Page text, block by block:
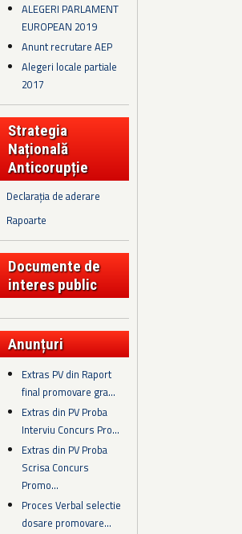
ALEGERI PARLAMENT
EUROPEAN 2019
Anunt recrutare AEP
Alegeri locale partiale
2017
Strategia
Națională
Anticorupție
Declarația de aderare
Rapoarte
Documente de
interes public
Anunțuri
Extras PV din Raport
final promovare gra...
Extras din PV Proba
Interviu Concurs Pro...
Extras din PV Proba
Scrisa Concurs
Promo...
Proces Verbal selectie
dosare promovare...